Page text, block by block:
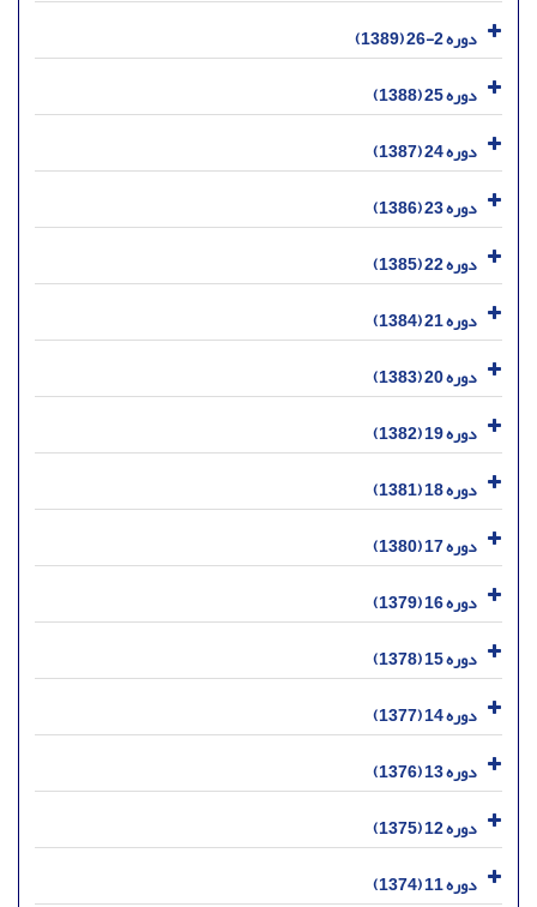
دوره 2-26 (1389)
دوره 25 (1388)
دوره 24 (1387)
دوره 23 (1386)
دوره 22 (1385)
دوره 21 (1384)
دوره 20 (1383)
دوره 19 (1382)
دوره 18 (1381)
دوره 17 (1380)
دوره 16 (1379)
دوره 15 (1378)
دوره 14 (1377)
دوره 13 (1376)
دوره 12 (1375)
دوره 11 (1374)